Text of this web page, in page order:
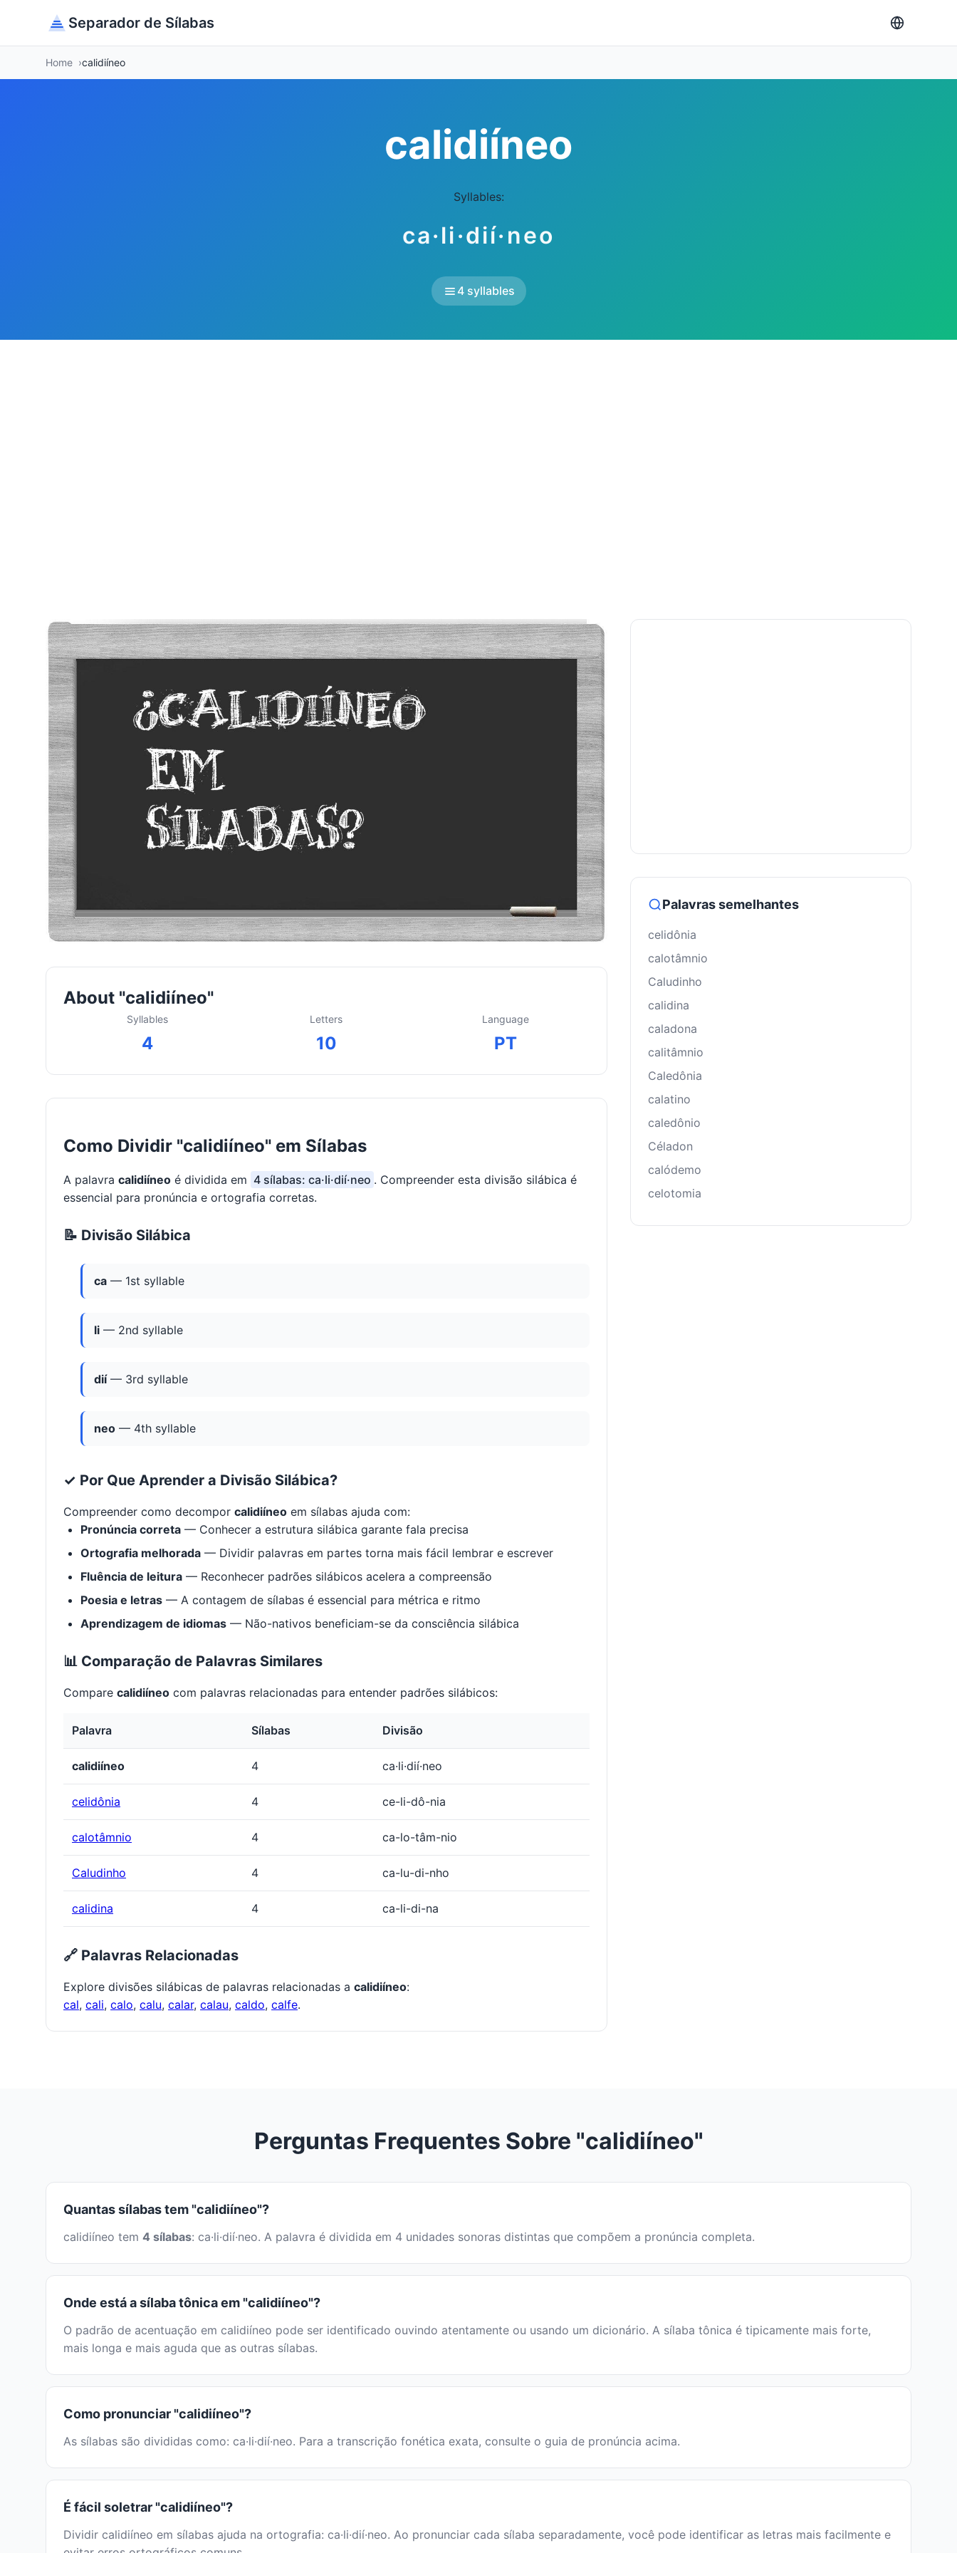
Separador de Sílabas
Home calidiíneo
calidiíneo
Syllables:
ca·li·dií·neo
4 syllables
About "calidiíneo"
Syllables
4
Letters
10
Language
PT
Como Dividir "calidiíneo" em Sílabas
A palavra calidiíneo é dividida em 4 sílabas: ca·li·dií·neo . Compreender esta divisão silábica é
essencial para pronúncia e ortografia corretas.
📝 Divisão Silábica
ca — 1st syllable
li — 2nd syllable
dií— 3rd syllable
neo — 4th syllable
✓ Por Que Aprender a Divisão Silábica?
Compreender como decompor calidiíneo em sílabas ajuda com:
Pronúncia correta — Conhecer a estrutura silábica garante fala precisa
Ortografia melhorada — Dividir palavras em partes torna mais fácil lembrar e escrever
Fluência de leitura — Reconhecer padrões silábicos acelera a compreensão
Poesia e letras — A contagem de sílabas é essencial para métrica e ritmo
Aprendizagem de idiomas — Não-nativos beneficiam-se da consciência silábica
📊 Comparação de Palavras Similares
Compare calidiíneo com palavras relacionadas para entender padrões silábicos:
Palavra Sílabas Divisão
calidiíneo 4 ca·li·dií·neo
celidônia 4 ce-li-dô-nia
calotâmnio 4 ca-lo-tâm-nio
Caludinho 4 ca-lu-di-nho
calidina 4 ca-li-di-na
🔗 Palavras Relacionadas
Explore divisões silábicas de palavras relacionadas a calidiíneo:
cal, cali, calo, calu, calar, calau, caldo, calfe.
Palavras semelhantes
celidônia
calotâmnio
Caludinho
calidina
caladona
calitâmnio
Caledônia
calatino
caledônio
Céladon
calódemo
celotomia
Perguntas Frequentes Sobre "calidiíneo"
Quantas sílabas tem "calidiíneo"?
calidiíneo tem 4 sílabas: ca·li·dií·neo. A palavra é dividida em 4 unidades sonoras distintas que compõem a pronúncia completa.
Onde está a sílaba tônica em "calidiíneo"?
O padrão de acentuação em calidiíneo pode ser identificado ouvindo atentamente ou usando um dicionário. A sílaba tônica é tipicamente mais forte,
mais longa e mais aguda que as outras sílabas.
Como pronunciar "calidiíneo"?
As sílabas são divididas como: ca·li·dií·neo. Para a transcrição fonética exata, consulte o guia de pronúncia acima.
É fácil soletrar "calidiíneo"?
Dividir calidiíneo em sílabas ajuda na ortografia: ca·li·dií·neo. Ao pronunciar cada sílaba separadamente, você pode identificar as letras mais facilmente e